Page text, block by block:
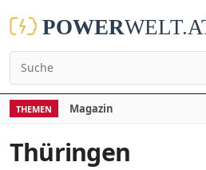
THEMEN Magazin
Thüringen